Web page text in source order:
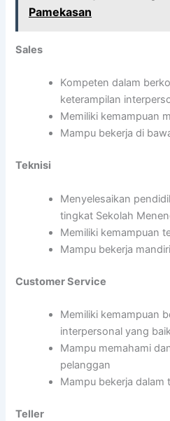
Pamekasan
Sales
Kompeten dalam
keterampilan
Memiliki kemampuan
Mampu bekerja di
Teknisi
Menyelesaikan
tingkat Sekolah
Memiliki kemampuan
Mampu bekerja
Customer Service
Memiliki kemampuan
interpersonal yang
Mampu memahami
pelanggan
Mampu bekerja dalam
Teller